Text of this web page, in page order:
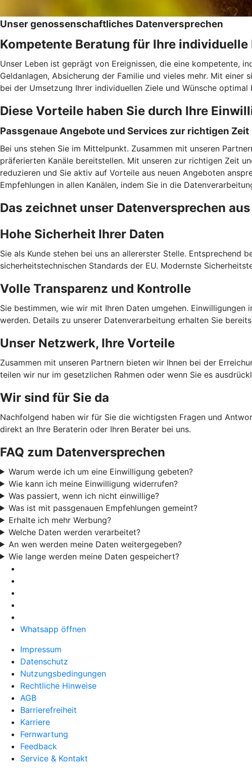
Unser genossenschaftliches Datenversprechen
Kompetente Beratung für Ihre
Unser Leben ist geprägt von Ereignissen, die eine kompetente,
Geldanlagen, Absicherung der Familie und vieles mehr. Mit
bei der Umsetzung Ihrer individuellen Ziele und Wünsche optimal
Diese Vorteile haben Sie durch Ihre
Passgenaue Angebote und Services zur richtigen Zeit
Bei uns stehen Sie im Mittelpunkt. Zusammen mit unseren
präferierten Kanäle bereitstellen. Mit unseren zur richtigen Zeit
reduzieren und Sie aktiv auf Vorteile aus neuen Angeboten
Empfehlungen in allen Kanälen, indem Sie in die
Das zeichnet unser Datenversprechen aus
Hohe Sicherheit Ihrer Daten
Sie als Kunde stehen bei uns an allererster Stelle.
sicherheitstechnischen Standards der EU. Modernste
Volle Transparenz und Kontrolle
Sie bestimmen, wie wir mit Ihren Daten umgehen.
werden. Details zu unserer Datenverarbeitung erhalten Sie
Unser Netzwerk, Ihre Vorteile
Zusammen mit unseren Partnern bieten wir Ihnen bei der
teilen wir nur im gesetzlichen Rahmen oder wenn Sie es
Wir sind für Sie da
Nachfolgend haben wir für Sie die wichtigsten Fragen und
direkt an Ihre Beraterin oder Ihren Berater bei uns.
FAQ zum Datenversprechen
Warum werde ich um eine Einwilligung gebeten?
Wie kann ich meine Einwilligung widerrufen?
Was passiert, wenn ich nicht einwillige?
Was ist mit passgenauen Empfehlungen gemeint?
Erhalte ich mehr Werbung?
Welche Daten werden verarbeitet?
An wen werden meine Daten weitergegeben?
Wie lange werden meine Daten gespeichert?
Whatsapp öffnen
Impressum
Datenschutz
Nutzungsbedingungen
Rechtliche Hinweise
AGB
Barrierefreiheit
Karriere
Fernwartung
Feedback
Service & Kontakt